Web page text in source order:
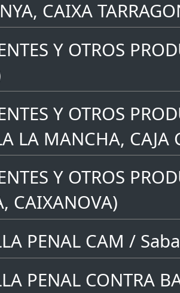
CAIXA
Y OTROS
Y OTROS
LA MANCHA, CAJA
Y OTROS
CAIXANOVA)
PENAL CAM /
PENAL CONTRA